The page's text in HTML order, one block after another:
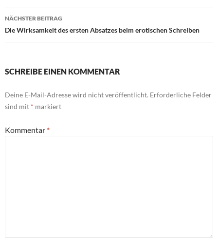
NÄCHSTER BEITRAG
Die Wirksamkeit des ersten Absatzes beim erotischen Schreiben
SCHREIBE EINEN KOMMENTAR
Deine E-Mail-Adresse wird nicht veröffentlicht. Erforderliche Felder
sind mit * markiert
Kommentar *